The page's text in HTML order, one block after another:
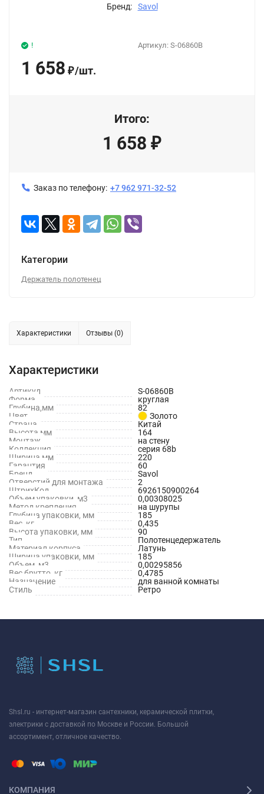
Бренд: Savol
Артикул: S-06860B
!
1 658 ₽/шт.
Итого:
1 658 ₽
Заказ по телефону: +7 962 971-32-52
Категории
Держатель полотенец
Характеристики Отзывы (0)
Характеристики
Артикул
S-06860B
Форма
круглая
Глубина,мм
82
Цвет
Золото
Страна
Китай
Высота,мм
164
Монтаж
на стену
Коллекция
серия 68b
Ширина,мм
220
Гарантия
60
Бренд
Savol
Отверстий для монтажа
2
ШтрихКод
6926150900264
Объем упаковки, м3
0,00308025
Метод крепления
на шурупы
Глубина упаковки, мм
185
Вес, кг
0,435
Высота упаковки, мм
90
Тип
Полотенцедержатель
Материал корпуса
Латунь
Ширина упаковки, мм
185
Объем, м3
0,00295856
Вес брутто, кг
0,4785
Назначение
для ванной комнаты
Стиль
Ретро
Shsl.ru - интернет-магазин сантехники, керамической плитки,
электрики с доставкой по Москве и России. Большой
ассортимент, отличное качество.
КОМПАНИЯ